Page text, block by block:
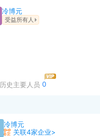
冷博元
受益所有人
历史主要人员 0
冷博元
关联4家企业>